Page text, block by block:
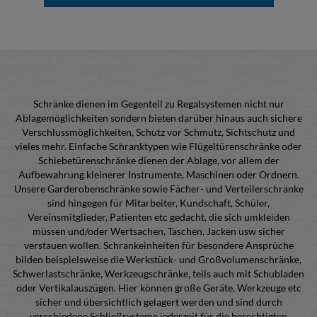
Schränke dienen im Gegenteil zu Regalsystemen nicht nur
Ablagemöglichkeiten sondern bieten darüber hinaus auch sichere
Verschlussmöglichkeiten, Schutz vor Schmutz, Sichtschutz und
vieles mehr. Einfache Schranktypen wie Flügeltürenschränke oder
Schiebetürenschränke dienen der Ablage, vor allem der
Aufbewahrung kleinerer Instrumente, Maschinen oder Ordnern.
Unsere Garderobenschränke sowie Fächer- und Verteilerschränke
sind hingegen für Mitarbeiter, Kundschaft, Schüler,
Vereinsmitglieder, Patienten etc gedacht, die sich umkleiden
müssen und/oder Wertsachen, Taschen, Jacken usw sicher
verstauen wollen. Schrankeinheiten für besondere Ansprüche
bilden beispielsweise die Werkstück- und Großvolumenschränke,
Schwerlastschränke, Werkzeugschränke, teils auch mit Schubladen
oder Vertikalauszügen. Hier können große Geräte, Werkzeuge etc
sicher und übersichtlich gelagert werden und sind durch